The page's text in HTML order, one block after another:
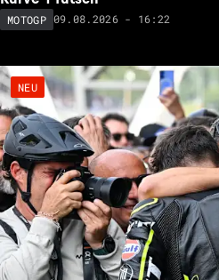
MOTOGP 09.08.2026 - 16:22
NEU